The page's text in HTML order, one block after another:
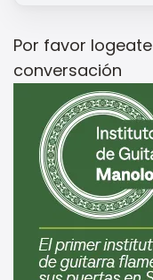
Por favor logeate
conversación